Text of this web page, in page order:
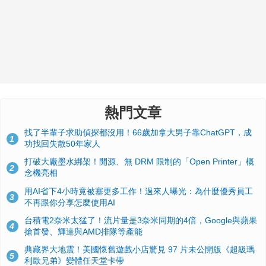
熱門文章
1
找了半輩子求助偵探都沒用！66歲加拿大男子靠ChatGPT，成
功找回失散50年家人
2
打破大廠墨水綁架！開源、無 DRM 限制的「Open Printer」概
念機亮相
3
用AI省下4小時竟被塞更多工作！過來人曝光：為什麼優秀員工
不再跟你分享怎麼使用AI
4
台積電2奈米太猛了！流片量是3奈米同期的4倍，Google與蘋果
搶首發、輝達與AMD排隊等產能
5
典藏界大地震！美國懷舊遊戲小店驚見 97 片未公開版《超級瑪
利歐兄弟》變體任天堂卡帶